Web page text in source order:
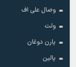
وصال علی اف
ولت
یارن دوغان
یالین